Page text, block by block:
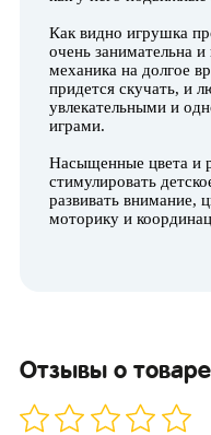
Как видно игрушка
очень занимательна
механика на долгое
придется скучать, и
увлекательными и
играми.
Насыщенные цвета и
стимулировать
развивать внимание,
моторику и
Отзывы о товаре